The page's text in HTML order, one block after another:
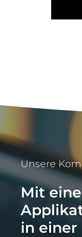
Unsere
Mit
in